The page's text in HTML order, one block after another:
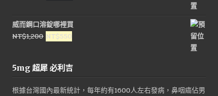
價
格：
NT$1,600。
價
格：
威而鋼口溶錠哪裡買
NT$1,200 原
格：
NT$550
格：
5mg 超犀 必利吉
根據台灣國內最新統計，每年約有1600人左右發病，鼻咽癌佔男